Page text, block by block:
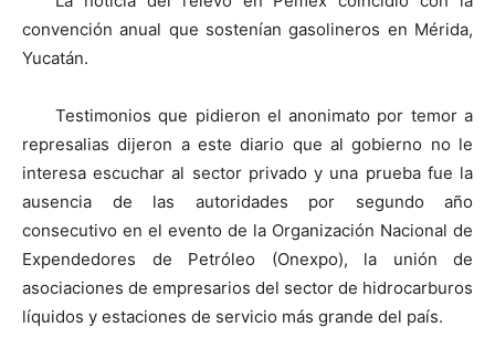
convención anual que sostenían gasolineros en Mérida,
Yucatán.
Testimonios que pidieron el anonimato por temor a
represalias dijeron a este diario que al gobierno no le
interesa escuchar al sector privado y una prueba fue la
ausencia de las autoridades por segundo año
consecutivo en el evento de la Organización Nacional de
Expendedores de Petróleo (Onexpo), la unión de
asociaciones de empresarios del sector de hidrocarburos
líquidos y estaciones de servicio más grande del país.